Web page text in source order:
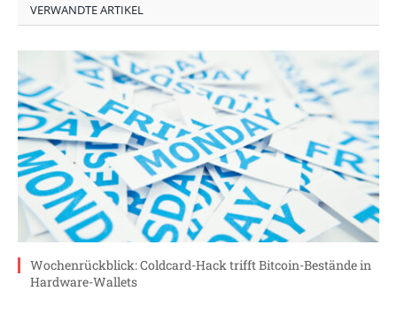
VERWANDTE ARTIKEL
Wochenrückblick: Coldcard-Hack trifft Bitcoin-Bestände in
Hardware-Wallets